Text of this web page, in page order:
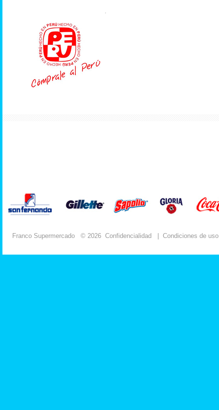
.
Franco Supermercado © 2026 Confidencialidad Condiciones de uso